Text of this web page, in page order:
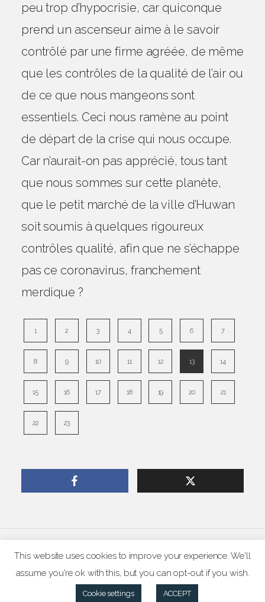
peu trop d’hypocrisie, car quiconque
prend un ascenseur aime à le savoir
contrôlé par une firme agréée, de même
que les contrôles de la qualité de l’air ou
de ce que nous mangeons sont
essentiels. Ceci nous ramène au point
de départ de la crise qui nous occupe.
Car n’aurait-on pas apprécié, tous tant
que nous sommes sur cette planète,
que le petit marché de la ville d’Huwan
soit soumis à quelques rigoureux
contrôles qualité, afin que ne s’échappe
pas ce coronavirus, franchement
merdique ?
1 2 3 4 5 6 7
8 9 10 11 12 13 14
15 16 17 18 19 20 21
22 23
This website uses cookies to improve your experience. We'll
assume you're ok with this, but you can opt-out if you wish.
Cookie settings ACCEPT